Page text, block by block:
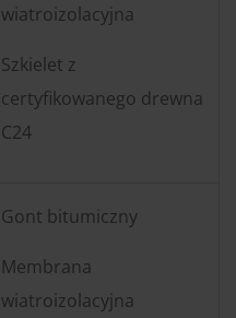
wiatroizolacyjna
Szkielet z
certyfikowanego drewna
C24
Gont bitumiczny
Membrana
wiatroizolacyjna